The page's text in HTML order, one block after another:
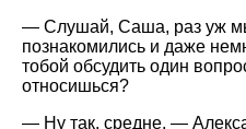
— Слушай, Саша, раз уж
познакомились и даже
тобой обсудить один
относишься?
— Ну так, средне, —